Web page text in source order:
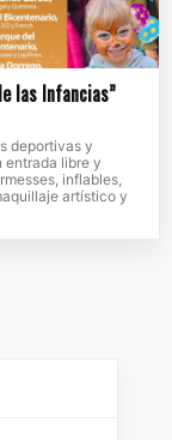
las Infancias”
deportivas y
entrada libre y
inflables,
artístico y